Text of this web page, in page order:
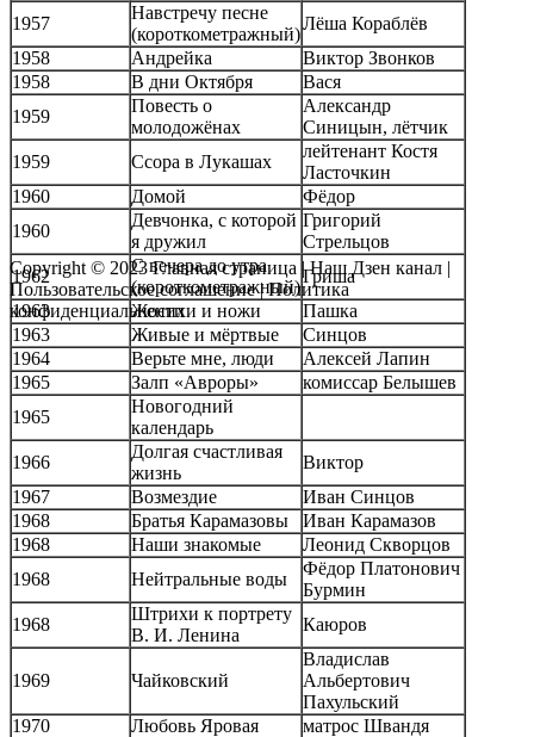
1957
Навстречу песне
(короткометражный)
Лёша Кораблёв
1958
Андрейка
Виктор Звонков
1958
В дни Октября
Вася
1959
Повесть о
молодожёнах
Александр
Синицын, лётчик
1959
Ссора в Лукашах
лейтенант Костя
Ласточкин
1960
Домой
Фёдор
1960
Девчонка, с которой
я дружил
Григорий
Стрельцов
1962
С вечера до утра
(короткометражный)
Гриша
1963
Женихи и ножи
Пашка
1963
Живые и мёртвые
Синцов
1964
Верьте мне, люди
Алексей Лапин
1965
Залп «Авроры»
комиссар Белышев
1965
Новогодний
календарь
1966
Долгая счастливая
жизнь
Виктор
1967
Возмездие
Иван Синцов
1968
Братья Карамазовы
Иван Карамазов
1968
Наши знакомые
Леонид Скворцов
1968
Нейтральные воды
Фёдор Платонович
Бурмин
1968
Штрихи к портрету
В. И. Ленина
Каюров
1969 Чайковский
Владислав
Альбертович
Пахульский
1970
Любовь Яровая
матрос Швандя
Copyright © 2023Главная страница |Наш Дзен канал |
Пользовательское соглашение|Политика
конфиденциальности